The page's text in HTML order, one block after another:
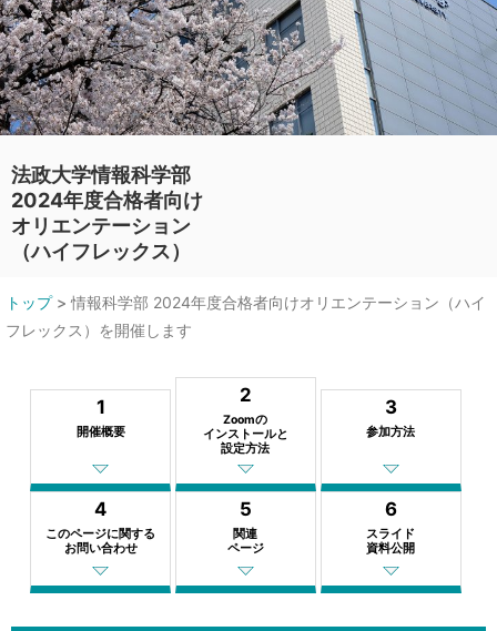
法政大学情報科学部
2024年度合格者向け
オリエンテーション
（ハイフレックス）
トップ>情報科学部 2024年度合格者向けオリエンテーション（ハイ
フレックス）を開催します
1
開催概要
2
Zoomの
インストールと
設定方法
3
参加方法
4
このページに関する
お問い合わせ
5
関連
ページ
6
スライド
資料公開